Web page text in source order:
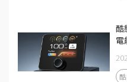
酷
電